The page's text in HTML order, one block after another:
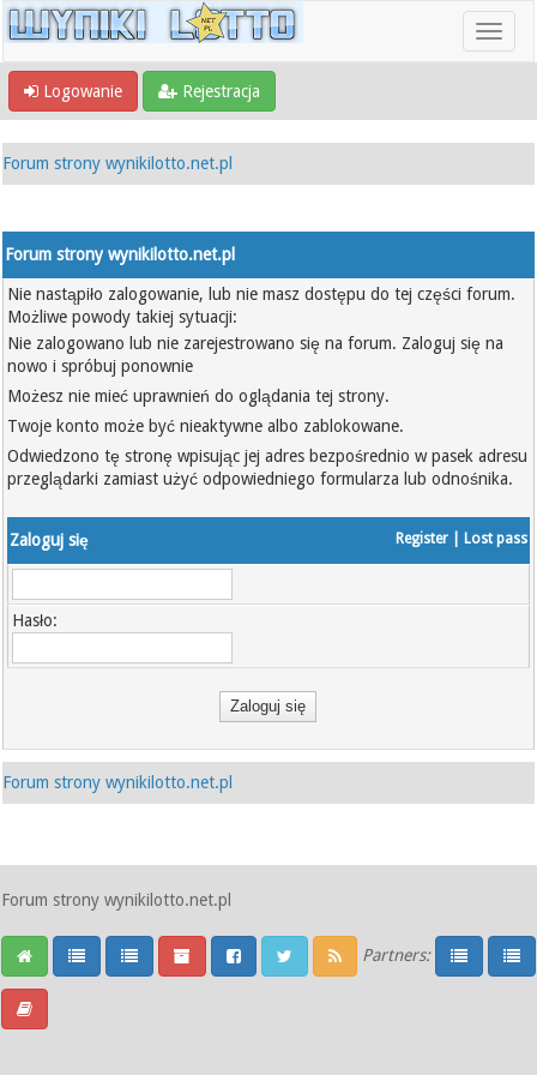
Logowanie Rejestracja
Forum strony wynikilotto.net.pl
Forum strony wynikilotto.net.pl
Nie nastąpiło zalogowanie, lub nie masz dostępu do tej części forum.
Możliwe powody takiej sytuacji:
Nie zalogowano lub nie zarejestrowano się na forum. Zaloguj się na
nowo i spróbuj ponownie
Możesz nie mieć uprawnień do oglądania tej strony.
Twoje konto może być nieaktywne albo zablokowane.
Odwiedzono tę stronę wpisując jej adres bezpośrednio w pasek adresu
przeglądarki zamiast użyć odpowiedniego formularza lub odnośnika.
Zaloguj się Register| Lost pass
Hasło:
Forum strony wynikilotto.net.pl
Forum strony wynikilotto.net.pl
Partners: